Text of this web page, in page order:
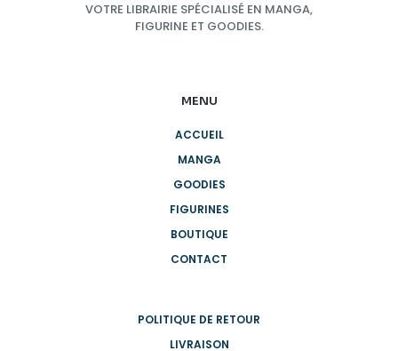
VOTRE LIBRAIRIE SPÉCIALISÉ EN MANGA,
FIGURINE ET GOODIES.
MENU
ACCUEIL
MANGA
GOODIES
FIGURINES
BOUTIQUE
CONTACT
POLITIQUE DE RETOUR
LIVRAISON